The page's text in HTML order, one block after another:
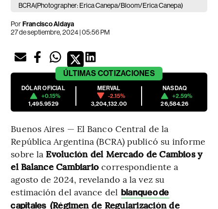
BCRA(Photographer: Erica Canepa/Bloom/Erica Canepa)
PorFrancisco Aldaya
27 de septiembre, 2024 | 05:56 PM
ÚLTIMAS COTIZACIONES
DÓLAR OFICIAL
+0.15%
1,495.9529
MERVAL
-2.15%
3,204,132.00
NASDAQ
+2.59%
26,584.26
Buenos Aires — El Banco Central de la
República Argentina (BCRA) publicó su informe
sobre la Evolución del Mercado de Cambios y
el Balance Cambiario correspondiente a
agosto de 2024, revelando a la vez su
estimación del avance del blanqueo de
capitales (Régimen de Regularización de